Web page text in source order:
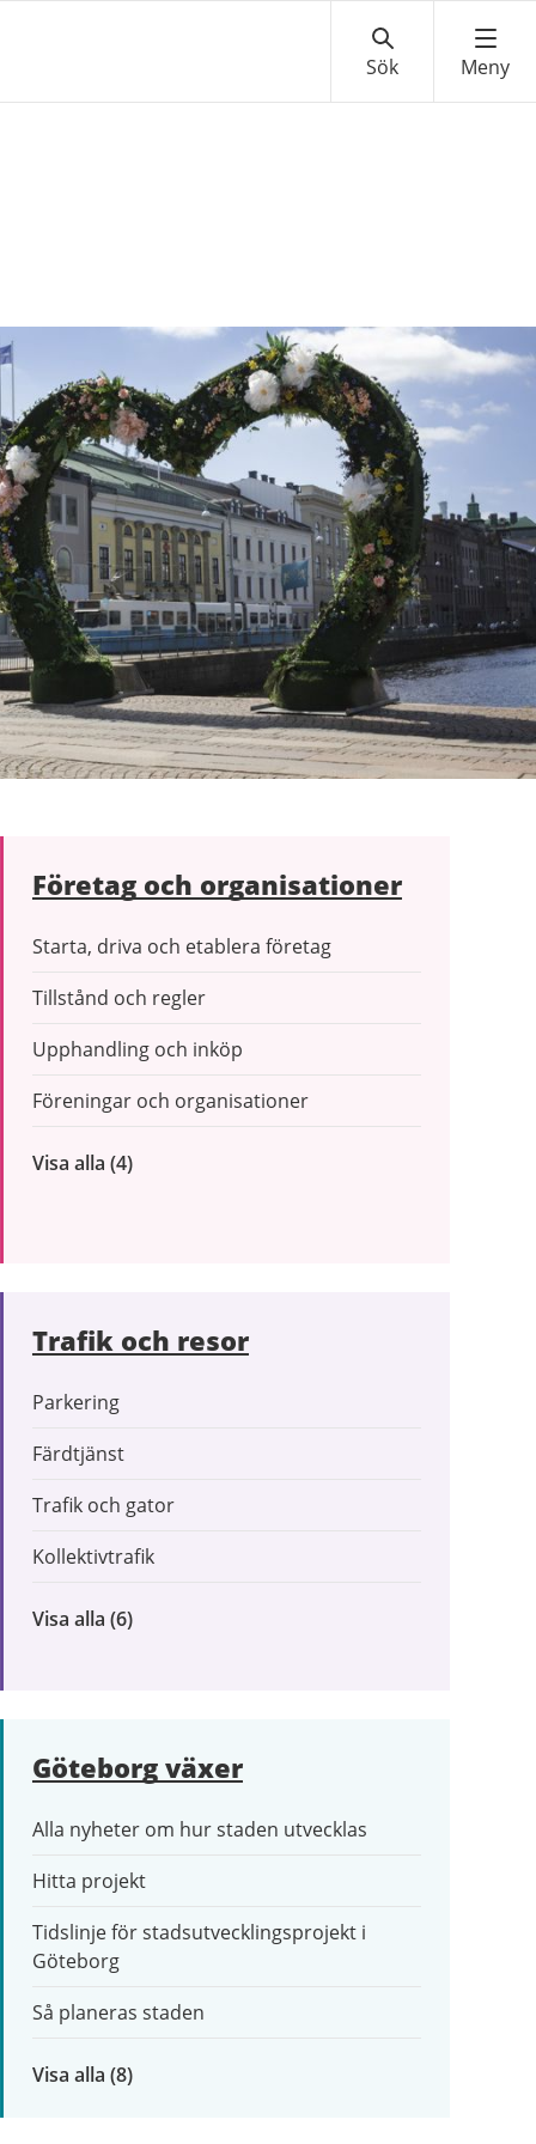
Företag och organisationer
Starta, driva och etablera företag
Tillstånd och regler
Upphandling och inköp
Föreningar och organisationer
Visa alla inom
(4)
Trafik och resor
Parkering
Färdtjänst
Trafik och gator
Kollektivtrafik
Visa alla inom
(6)
Göteborg växer
Alla nyheter om hur staden utvecklas
Hitta projekt
Tidslinje för stadsutvecklingsprojekt i
Göteborg
Så planeras staden
Visa alla inom
(8)